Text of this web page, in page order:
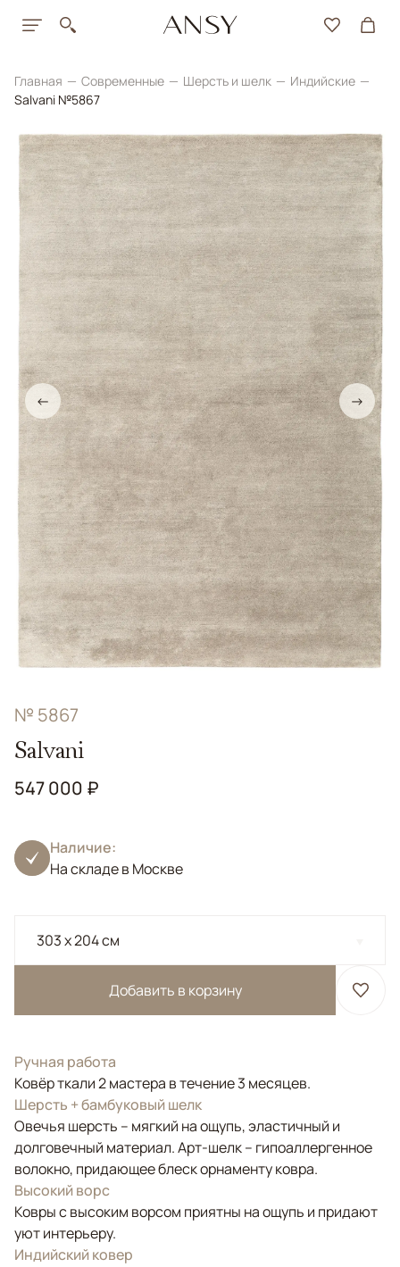
Главная Современные Шерсть и шелк
Индийские
Salvani №5867
← →
№ 5867
Salvani
547 000 ₽
Наличие:
На складе в Москве
303 x 204 см
Добавить в корзину
Ручная работа
Ковёр ткали 2 мастера в течение 3 месяцев.
Шерсть + бамбуковый шелк
Овечья шерсть – мягкий на ощупь, эластичный и
долговечный материал. Арт-шелк – гипоаллергенное
волокно, придающее блеск орнаменту ковра.
Высокий ворс
Ковры с высоким ворсом приятны на ощупь и придают
уют интерьеру.
Индийский ковер